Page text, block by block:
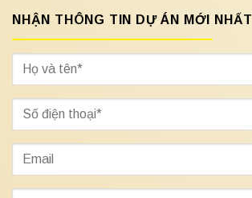
NHẬN THÔNG TIN DỰ ÁN MỚI NHẤT